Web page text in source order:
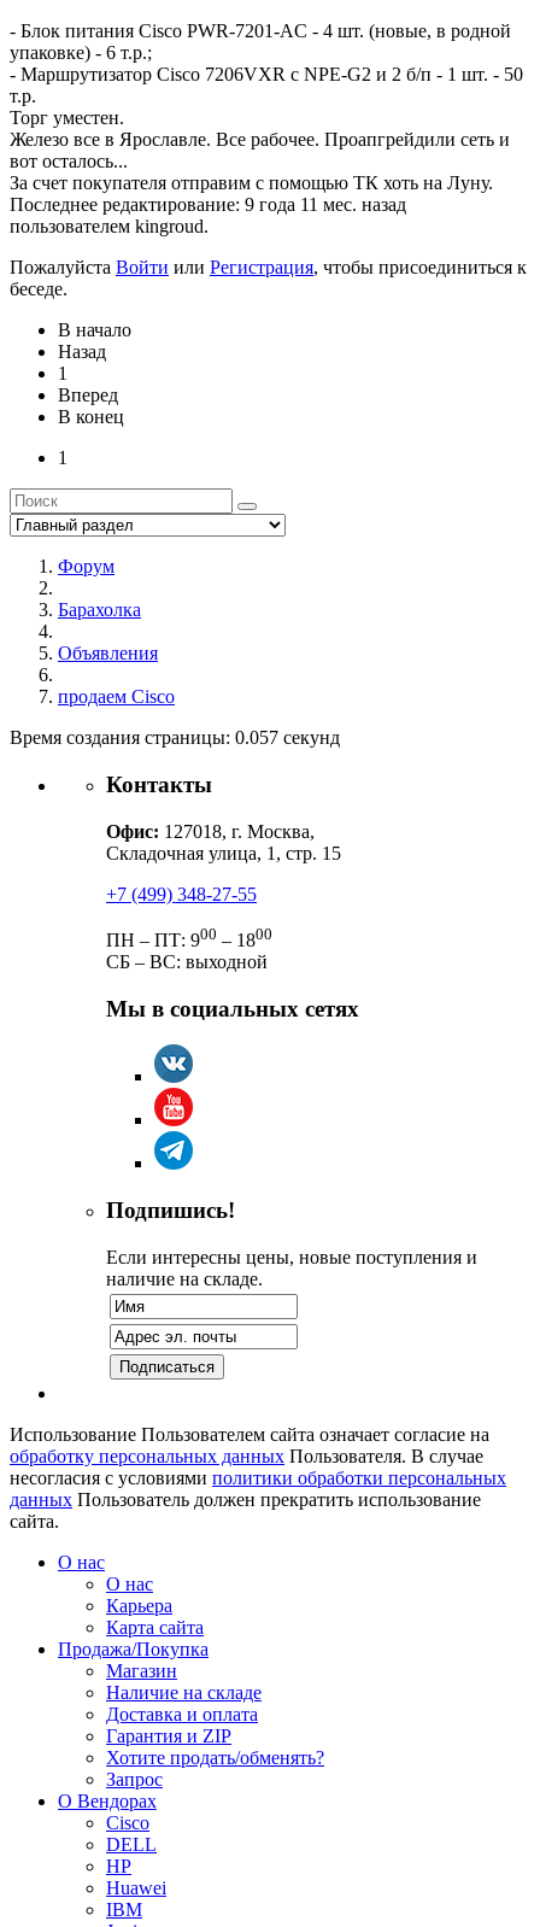
- Блок питания Cisco PWR-7201-AC - 4 шт. (новые, в родной
упаковке) - 6 т.р.;
- Маршрутизатор Cisco 7206VXR с NPE-G2 и 2 б/п - 1 шт. - 50
т.р.
Торг уместен.
Железо все в Ярославле. Все рабочее. Проапгрейдили сеть и
вот осталось...
За счет покупателя отправим с помощью ТК хоть на Луну.
Последнее редактирование: 9 года 11 мес. назад
пользователем kingroud.
Пожалуйста Войти или Регистрация, чтобы присоединиться к
беседе.
В начало
Назад
1
Вперед
В конец
1
Форум
Барахолка
Объявления
продаем Cisco
Время создания страницы: 0.057 секунд
Контакты
Офис: 127018, г. Москва,
Складочная улица, 1, стр. 15
+7 (499) 348-27-55
ПН – ПТ: 900 – 1800
СБ – ВС: выходной
Мы в социальных сетях
Подпишись!
Если интересны цены, новые поступления и
наличие на складе.
Использование Пользователем сайта означает согласие на
обработку персональных данных Пользователя. В случае
несогласия с условиями политики обработки персональных
данных Пользователь должен прекратить использование
сайта.
О нас
О нас
Карьера
Карта сайта
Продажа/Покупка
Магазин
Наличие на складе
Доставка и оплата
Гарантия и ZIP
Хотите продать/обменять?
Запрос
О Вендорах
Cisco
DELL
HP
Huawei
IBM